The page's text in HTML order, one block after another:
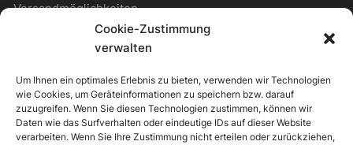
Cookie-Zustimmung
verwalten
Um Ihnen ein optimales Erlebnis zu bieten, verwenden wir Technologien
wie Cookies, um Geräteinformationen zu speichern bzw. darauf
zuzugreifen. Wenn Sie diesen Technologien zustimmen, können wir
Daten wie das Surfverhalten oder eindeutige IDs auf dieser Website
verarbeiten. Wenn Sie Ihre Zustimmung nicht erteilen oder zurückziehen,
Versandmöglichkeiten
Kontakt
Newsletter